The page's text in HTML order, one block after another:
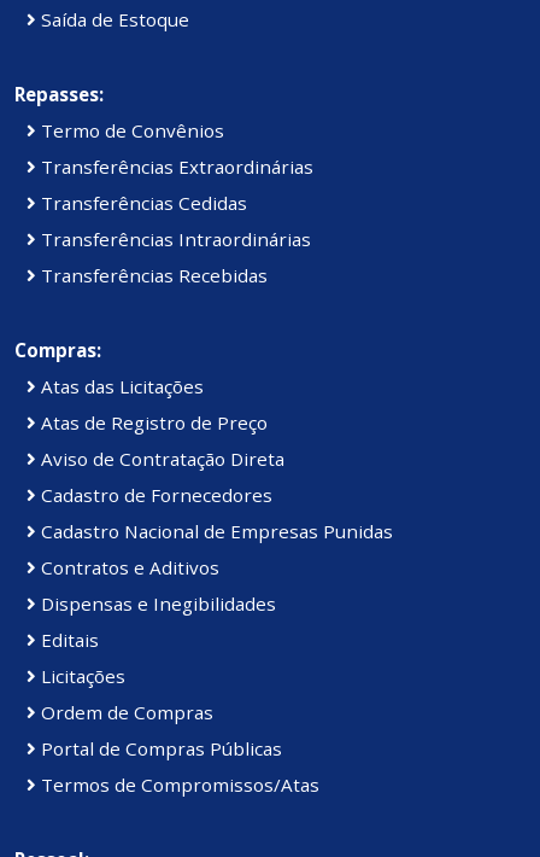
Saída de Estoque
Repasses:
Termo de Convênios
Transferências Extraordinárias
Transferências Cedidas
Transferências Intraordinárias
Transferências Recebidas
Compras:
Atas das Licitações
Atas de Registro de Preço
Aviso de Contratação Direta
Cadastro de Fornecedores
Cadastro Nacional de Empresas Punidas
Contratos e Aditivos
Dispensas e Inegibilidades
Editais
Licitações
Ordem de Compras
Portal de Compras Públicas
Termos de Compromissos/Atas